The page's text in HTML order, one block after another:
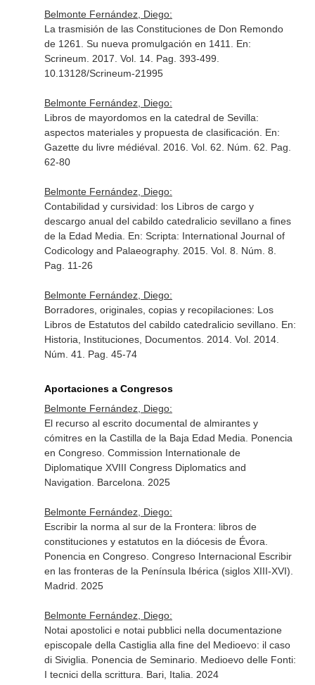
Belmonte Fernández, Diego:
La trasmisión de las Constituciones de Don Remondo
de 1261. Su nueva promulgación en 1411. En:
Scrineum . 2017. Vol. 14. Pag. 393-499.
10.13128/Scrineum-21995
Belmonte Fernández, Diego:
Libros de mayordomos en la catedral de Sevilla:
aspectos materiales y propuesta de clasificación. En:
Gazette du livre médiéval. 2016. Vol. 62. Núm. 62. Pag.
62-80
Belmonte Fernández, Diego:
Contabilidad y cursividad: los Libros de cargo y
descargo anual del cabildo catedralicio sevillano a fines
de la Edad Media. En: Scripta: International Journal of
Codicology and Palaeography. 2015. Vol. 8. Núm. 8.
Pag. 11-26
Belmonte Fernández, Diego:
Borradores, originales, copias y recopilaciones: Los
Libros de Estatutos del cabildo catedralicio sevillano. En:
Historia, Instituciones, Documentos. 2014. Vol. 2014.
Núm. 41. Pag. 45-74
Aportaciones a Congresos
Belmonte Fernández, Diego:
El recurso al escrito documental de almirantes y
cómitres en la Castilla de la Baja Edad Media. Ponencia
en Congreso. Commission Internationale de
Diplomatique XVIII Congress Diplomatics and
Navigation. Barcelona. 2025
Belmonte Fernández, Diego:
Escribir la norma al sur de la Frontera: libros de
constituciones y estatutos en la diócesis de Évora.
Ponencia en Congreso. Congreso Internacional Escribir
en las fronteras de la Península Ibérica (siglos XIII-XVI).
Madrid. 2025
Belmonte Fernández, Diego:
Notai apostolici e notai pubblici nella documentazione
episcopale della Castiglia alla fine del Medioevo: il caso
di Siviglia. Ponencia de Seminario. Medioevo delle Fonti:
I tecnici della scrittura. Bari, Italia. 2024